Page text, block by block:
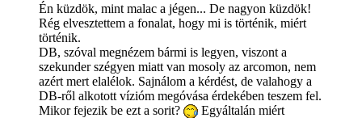
Én küzdök, mint malac a jégen... De nagyon küzdök!
Rég elvesztettem a fonalat, hogy mi is történik, miért
történik.
DB, szóval megnézem bármi is legyen, viszont a
szekunder szégyen miatt van mosoly az arcomon, nem
azért mert elalélok. Sajnálom a kérdést, de valahogy a
DB-ről alkotott vízióm megóvása érdekében teszem fel.
Mikor fejezik be ezt a sorit?
Egyáltalán miért